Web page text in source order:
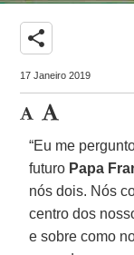
share
17 Janeiro 2019
“Eu me
futuro Papa
nós dois. Nós
centro dos
e sobre como